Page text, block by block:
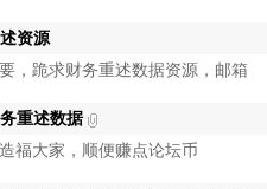
资源
，跪求财务重述数据资源，邮箱
重述数据
福大家，顺便赚点论坛币